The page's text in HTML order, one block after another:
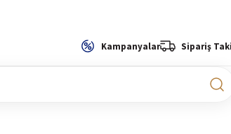
Kampanyalar Sipariş